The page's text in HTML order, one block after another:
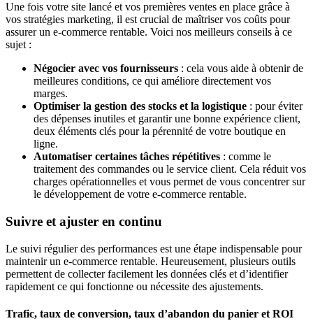
Une fois votre site lancé et vos premières ventes en place grâce à
vos stratégies marketing, il est crucial de maîtriser vos coûts pour
assurer un e-commerce rentable. Voici nos meilleurs conseils à ce
sujet :
Négocier avec vos fournisseurs : cela vous aide à obtenir de
meilleures conditions, ce qui améliore directement vos
marges.
Optimiser la gestion des stocks et la logistique : pour éviter
des dépenses inutiles et garantir une bonne expérience client,
deux éléments clés pour la pérennité de votre boutique en
ligne.
Automatiser certaines tâches répétitives : comme le
traitement des commandes ou le service client. Cela réduit vos
charges opérationnelles et vous permet de vous concentrer sur
le développement de votre e-commerce rentable.
Suivre et ajuster en continu
Le suivi régulier des performances est une étape indispensable pour
maintenir un e-commerce rentable. Heureusement, plusieurs outils
permettent de collecter facilement les données clés et d’identifier
rapidement ce qui fonctionne ou nécessite des ajustements.
Trafic, taux de conversion, taux d’abandon du panier et ROI